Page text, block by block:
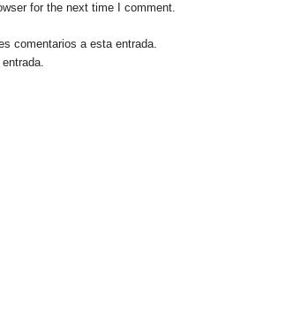
for the next time I comment.
comentarios a esta entrada.